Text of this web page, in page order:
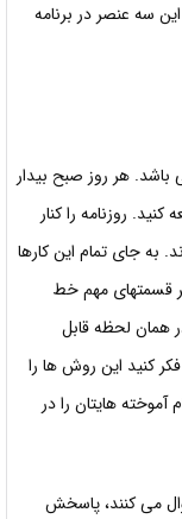
سه عنصر در برنامه
هر روز صبح بیدار
روزنامه را کنار
به جای تمام این کارها
قسمتهای مهم خط
همان لحظه قابل
کنید این روش ها را
هایتان را در
می کنند، پاسخش